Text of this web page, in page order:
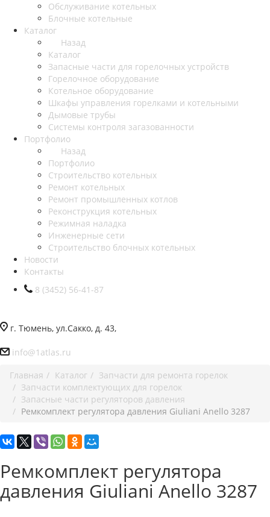
Обслуживание котельных
Блочные котельные
Каталог
Назад
Каталог
Запасные части для горелочных устройств
Горелочное оборудование
Котельное оборудование
Шкафы управления горелками и котельными
Дымовые трубы
Системы контроля загазованности
Портфолио
Назад
Портфолио
Строительство котельных
Ремонт котельных
Ремонт промышленных котлов
Реконструкция котельных
Режимная наладка
Инженерные сети
Строительство блочных котельных
Новости
Контакты
8 (3452) 56-41-87
г. Тюмень, ул.Сакко, д. 43,
info@1atlas.ru
Главная
Каталог
Запчасти для ремонта горелок
Запчасти комплектующих для горелок
Запасные части регуляторов давления
Ремкомплект регулятора давления Giuliani Anello 3287
Ремкомплект регулятора
давления Giuliani Anello 3287